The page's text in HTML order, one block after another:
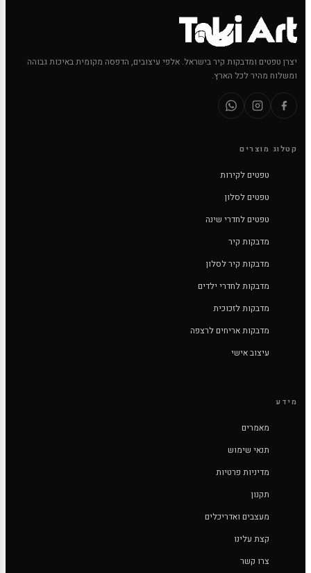
יצרן טפטים ומדבקות קיר בישראל. אלפי עיצובים, הדפסה מקומית באיכות גבוהה
ומשלוח מהיר לכל הארץ.
קטלוג מוצרים
טפטים לקירות
טפטים לסלון
טפטים לחדרי שינה
מדבקות קיר
מדבקות קיר לסלון
מדבקות לחדרי ילדים
מדבקות לזכוכית
מדבקות אריחים לרצפה
עיצוב אישי
מידע
מאמרים
תנאי שימוש
מדיניות פרטיות
תקנון
מעצבים ואדריכלים
קצת עלינו
צרו קשר